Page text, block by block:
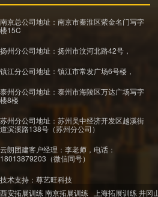
南京总公司地址：南京市秦淮区紫金名门写字
楼15C
扬州分公司地址：扬州市汶河北路42号，
镇江分公司地址：镇江市常发广场6号楼，
泰州分公司地址：泰州市海陵区万达广场写字
楼8楼
苏州分公司地址：苏州吴中经济开发区越溪街
道滨溪路138号（苏州分公司）
云朗团建客户经理：李老师， 电话：
18013879203 （微信同号）
技术支持： 尊艺旺科技
西安拓展训练 南京拓展训练 上海拓展训练 井冈